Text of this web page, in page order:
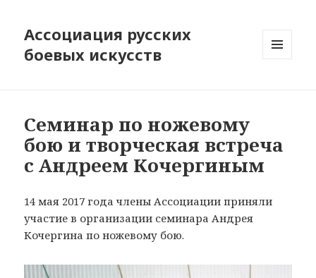
Ассоциация русских
боевых искусств
Семинар по ножевому
бою и творческая встреча
с Андреем Кочергиным
14 мая 2017 года члены Ассоциации приняли
участие в организации семинара Андрея
Кочергина по ножевому бою.